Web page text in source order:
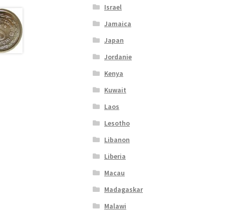
Israel
Jamaica
Japan
Jordanie
Kenya
Kuwait
Laos
Lesotho
Libanon
Liberia
Macau
Madagaskar
Malawi